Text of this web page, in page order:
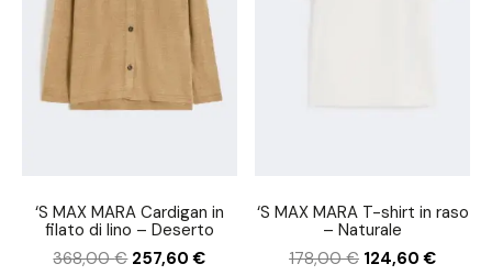
‘S MAX MARA Cardigan in
filato di lino – Deserto
368,00€ 257,60€
‘S MAX MARA T-shirt in raso
– Naturale
178,00€ 124,60€